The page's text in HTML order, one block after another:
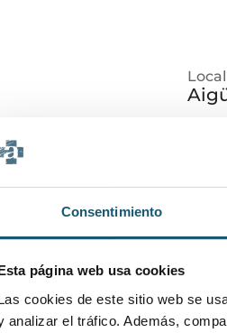
Consentimiento
página web usa cookies
cookies de este sitio web se
analizar el tráfico. Además,
de farmacia